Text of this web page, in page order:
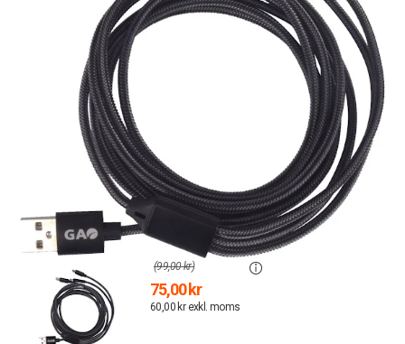
75,00 kr
60,00 kr exkl. moms
(99,00 kr)